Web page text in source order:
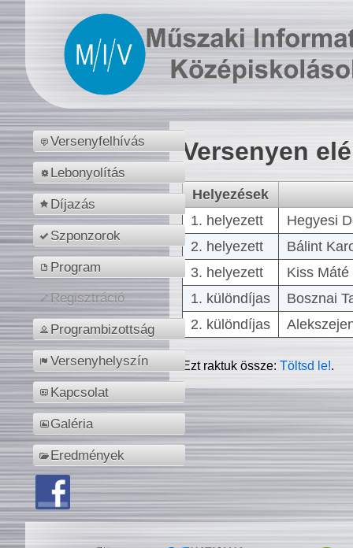
Versenyfelhívás
Lebonyolítás
Díjazás
Szponzorok
Program
Regisztráció
Programbizottság
Versenyhelyszín
Kapcsolat
Galéria
Eredmények
Versenyen
Helyezések
1. helyezett
Hegyesi
2. helyezett
Bálint
3. helyezett
Kiss
1. különdíjas
Bosznai
2. különdíjas
Ezt raktuk össze:Töltsd le!.